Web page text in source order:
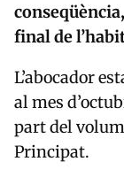
final de
L’abocador
al mes
part del
Principat.